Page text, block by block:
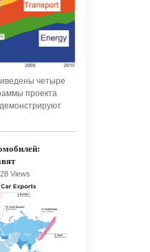
четыре
проекта
Views